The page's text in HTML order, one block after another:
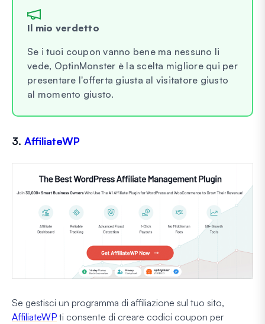
Il mio verdetto
Se i tuoi coupon vanno bene ma nessuno li
vede, OptinMonster è la scelta migliore qui per
presentare l'offerta giusta al visitatore giusto
al momento giusto.
3. AffiliateWP
Se gestisci un programma di affiliazione sul tuo sito,
AffiliateWP ti consente di creare codici coupon per